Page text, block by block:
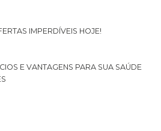
IMPERDÍVEIS HOJE!
E VANTAGENS PARA SUA SAÚDE